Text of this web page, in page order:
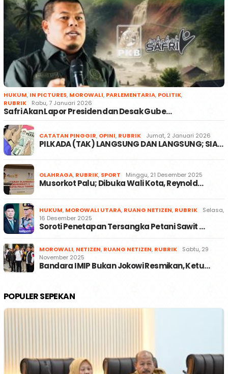
HUKUM, IN PICTURES, MOROWALI, PARLEMENTARIA, POLITIK,
RUBRIK
Rabu, 7 Januari 2026
Safri Akan Lapor Presiden dan Desak Gube…
CATATAN PINGGIR, OPINI, RUBRIK Jumat, 2 Januari 2026
PILKADA (TAK) LANGSUNG DAN LANGSUNG; SIA…
OLAHRAGA, RUBRIK, SPORT Minggu, 21 Desember 2025
Musorkot Palu; Dibuka Wali Kota, Reynold…
HUKUM, MOROWALI UTARA, RUANG NETIZEN, RUBRIK
Selasa,
16 Desember 2025
Soroti Penetapan Tersangka Petani Sawit …
MOROWALI, NETIZEN, RUANG NETIZEN, RUBRIK
Sabtu, 29
November 2025
Bandara IMIP Bukan Jokowi Resmikan, Ketu…
POPULER SEPEKAN